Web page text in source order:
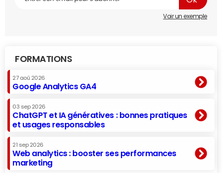
Voir un exemple
FORMATIONS
27 aoû 2026
Google Analytics GA4
03 sep 2026
ChatGPT et IA génératives : bonnes pratiques
et usages responsables
21 sep 2026
Web analytics : booster ses performances
marketing